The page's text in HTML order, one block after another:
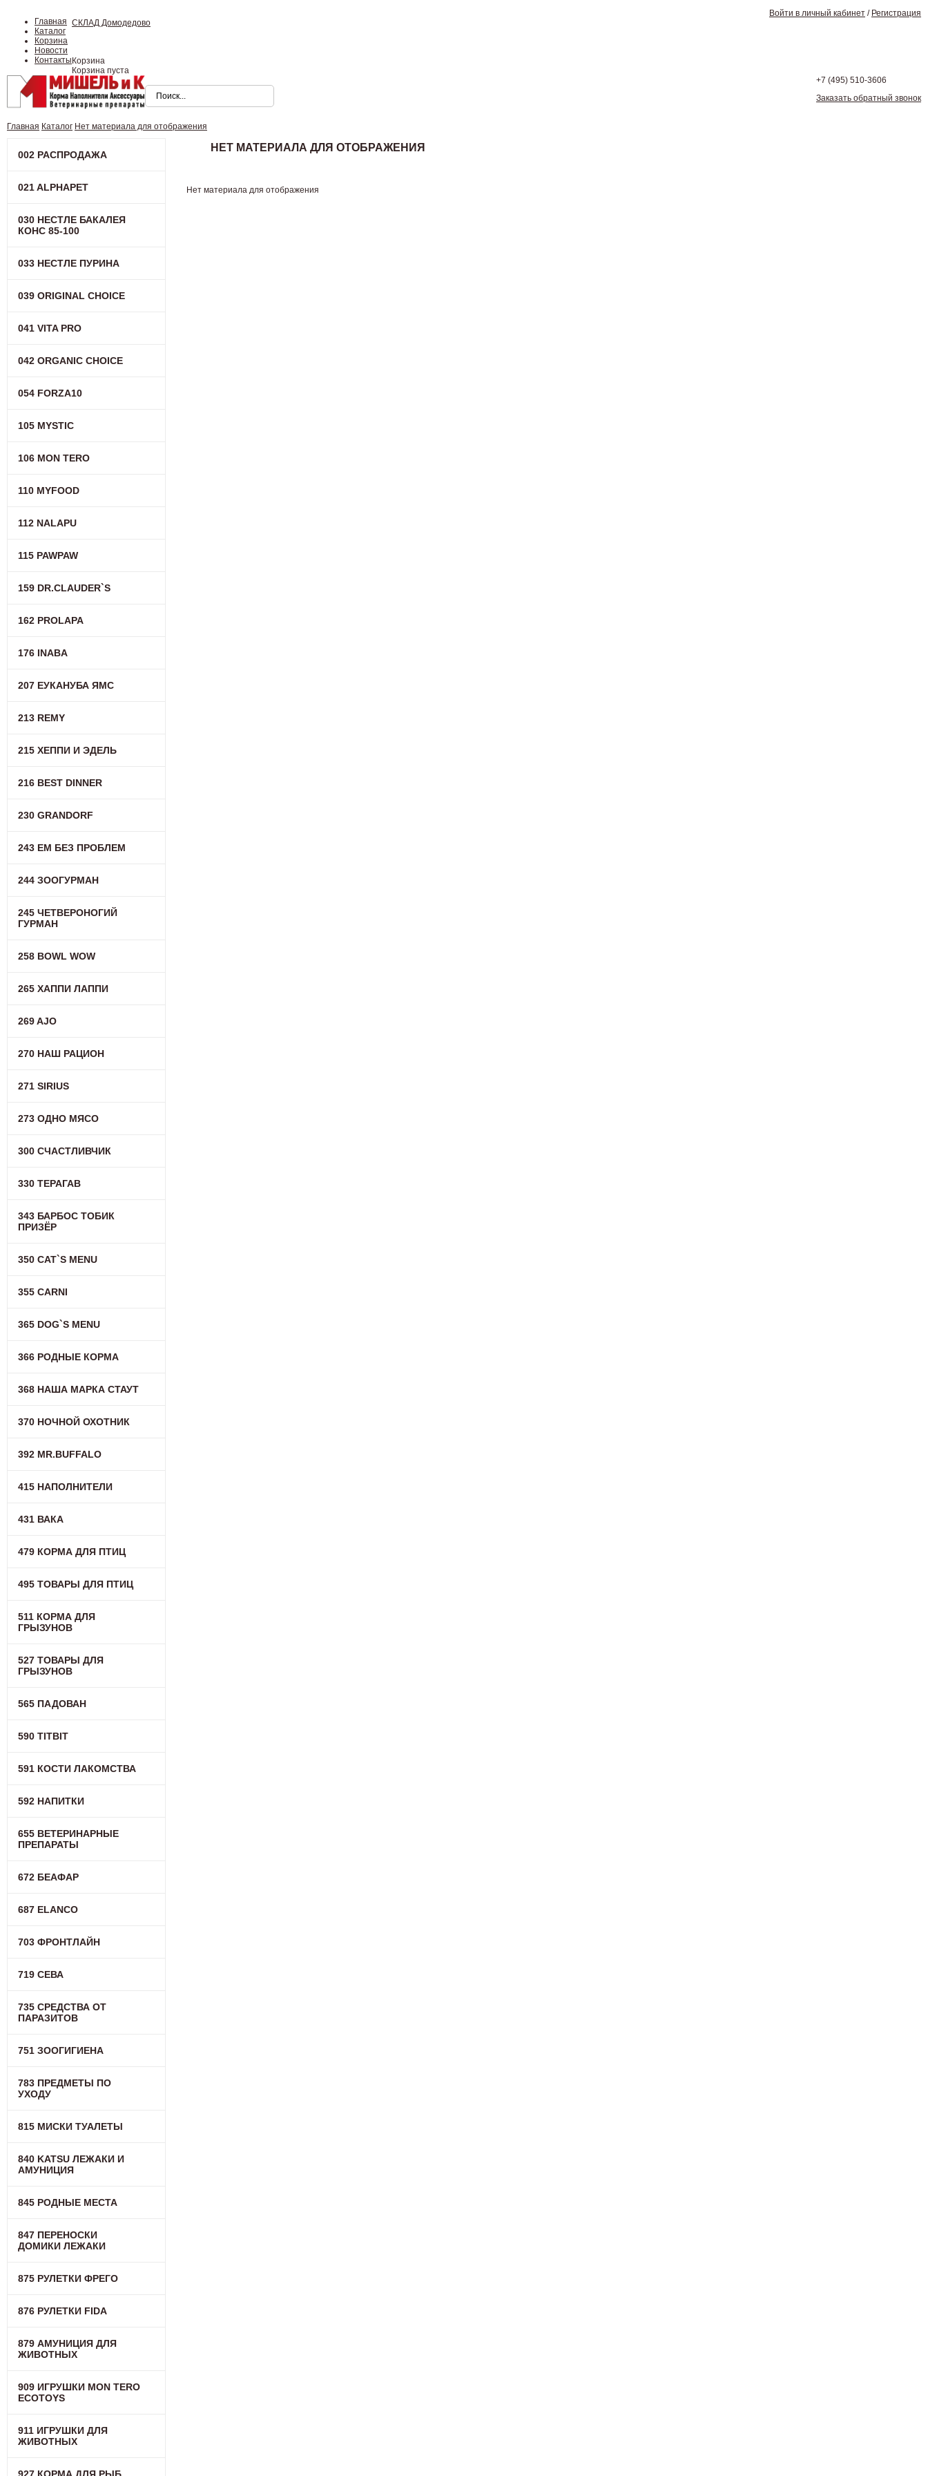
Главная
Каталог
Корзина
Новости
Контакты
Войти в личный кабинет / Регистрация
СКЛАД Домодедово
Корзина
Корзина пуста
+7 (495) 510-3606
Заказать обратный звонок
Главная Каталог Нет материала для отображения
002 РАСПРОДАЖА
021 ALPHAPET
030 НЕСТЛЕ БАКАЛЕЯ
КОНC 85-100
033 НЕСТЛЕ ПУРИНА
039 ORIGINAL CHOICE
041 VITA PRO
042 ORGANIC CHOICE
054 FORZA10
105 MYSTIC
106 MON TERO
110 MYFOOD
112 NALAPU
115 PAWPAW
159 DR.CLAUDER`S
162 PROLAPA
176 INABA
207 ЕУКАНУБА ЯМС
213 REMY
215 ХЕППИ И ЭДЕЛЬ
216 BEST DINNER
230 GRANDORF
243 ЕМ БЕЗ ПРОБЛЕМ
244 ЗООГУРМАН
245 ЧЕТВЕРОНОГИЙ
ГУРМАН
258 BOWL WOW
265 ХАППИ ЛАППИ
269 AJO
270 НАШ РАЦИОН
271 SIRIUS
273 ОДНО МЯСО
300 СЧАСТЛИВЧИК
330 ТЕРАГАВ
343 БАРБОС ТОБИК
ПРИЗЁР
350 CAT`S MENU
355 CARNI
365 DOG`S MENU
366 РОДНЫЕ КОРМА
368 НАША МАРКА СТАУТ
370 НОЧНОЙ ОХОТНИК
392 MR.BUFFALO
415 НАПОЛНИТЕЛИ
431 ВАКА
479 КОРМА ДЛЯ ПТИЦ
495 ТОВАРЫ ДЛЯ ПТИЦ
511 КОРМА ДЛЯ
ГРЫЗУНОВ
527 ТОВАРЫ ДЛЯ
ГРЫЗУНОВ
565 ПАДОВАН
590 TITBIT
591 КОСТИ ЛАКОМСТВА
592 НАПИТКИ
655 ВЕТЕРИНАРНЫЕ
ПРЕПАРАТЫ
672 БЕАФАР
687 ELANCO
703 ФРОНТЛАЙН
719 СЕВА
735 СРЕДСТВА ОТ
ПАРАЗИТОВ
751 ЗООГИГИЕНА
783 ПРЕДМЕТЫ ПО
УХОДУ
815 МИСКИ ТУАЛЕТЫ
840 KATSU ЛЕЖАКИ И
АМУНИЦИЯ
845 РОДНЫЕ МЕСТА
847 ПЕРЕНОСКИ
ДОМИКИ ЛЕЖАКИ
875 РУЛЕТКИ ФРЕГО
876 РУЛЕТКИ FIDA
879 АМУНИЦИЯ ДЛЯ
ЖИВОТНЫХ
909 ИГРУШКИ MON TERO
ECOTOYS
911 ИГРУШКИ ДЛЯ
ЖИВОТНЫХ
НЕТ МАТЕРИАЛА ДЛЯ ОТОБРАЖЕНИЯ
Нет материала для отображения